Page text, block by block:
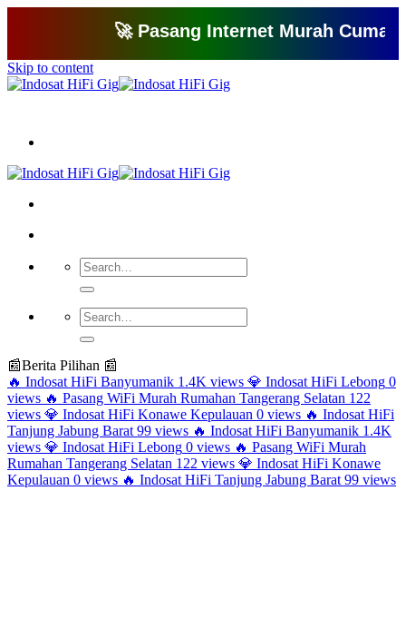
🚀 Pasang Internet Murah Cuma 150
Skip to content
📰Berita Pilihan 📰
🔥 Indosat HiFi Banyumanik 1.4K views 💎 Indosat HiFi Lebong 0
views 🔥 Pasang WiFi Murah Rumahan Tangerang Selatan 122
views 💎 Indosat HiFi Konawe Kepulauan 0 views 🔥 Indosat HiFi
Tanjung Jabung Barat 99 views 🔥 Indosat HiFi Banyumanik 1.4K
views 💎 Indosat HiFi Lebong 0 views 🔥 Pasang WiFi Murah
Rumahan Tangerang Selatan 122 views 💎 Indosat HiFi Konawe
Kepulauan 0 views 🔥 Indosat HiFi Tanjung Jabung Barat 99 views